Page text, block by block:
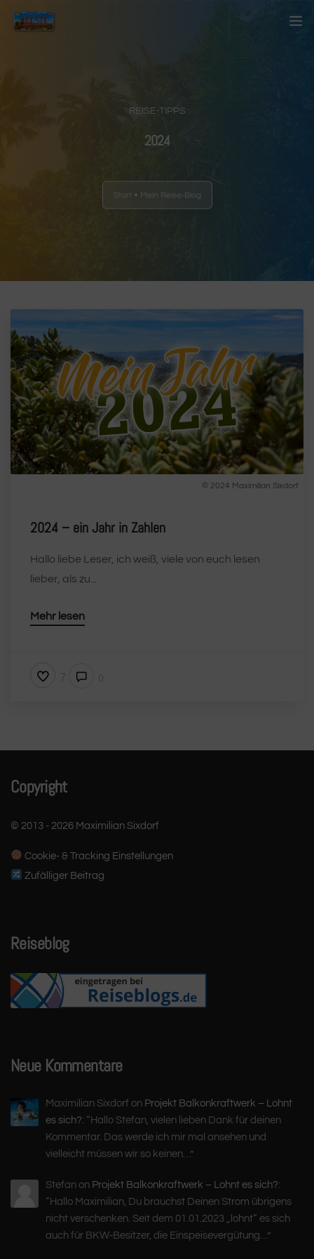
REISE-TIPPS
2024
Start Mein Reise-Blog
© 2024 Maximilian Sixdorf
2024 – ein Jahr in Zahlen
Hallo liebe Leser, ich weiß, viele von euch lesen
lieber, als zu...
Mehr lesen
Copyright
© 2013 - 2026 Maximilian Sixdorf
Cookie- & Tracking Einstellungen
Zufälliger Beitrag
Reiseblog
Neue Kommentare
Maximilian Sixdorf on Projekt Balkonkraftwerk – Lohnt
es sich?: “ Hallo Stefan, vielen lieben Dank für deinen
Kommentar. Das werde ich mir mal ansehen und
vielleicht müssen wir so keinen… ”
Stefan on Projekt Balkonkraftwerk – Lohnt es sich?:
“ Hallo Maximilian, Du brauchst Deinen Strom übrigens
nicht verschenken. Seit dem 01.01.2023 „lohnt“ es sich
auch für BKW-Besitzer, die Einspeisevergütung… ”